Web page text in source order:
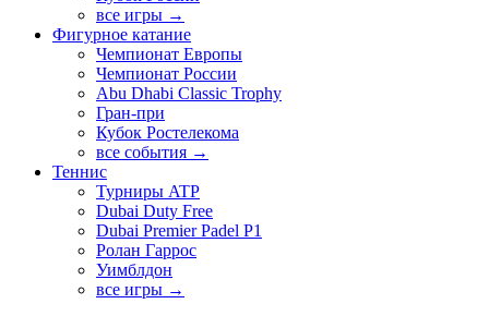
все игры →
Фигурное катание
Чемпионат Европы
Чемпионат России
Abu Dhabi Classic Trophy
Гран-при
Кубок Ростелекома
все события →
Теннис
Турниры ATP
Dubai Duty Free
Dubai Premier Padel P1
Ролан Гаррос
Уимблдон
все игры →